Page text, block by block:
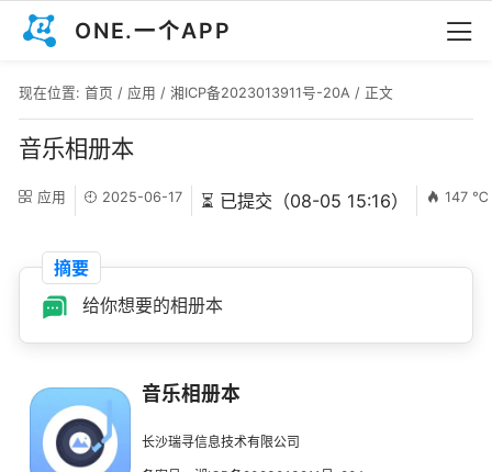
ONE.一个APP
现在位置: 首页 / 应用 / 湘ICP备2023013911号-20A / 正文
音乐相册本
应用 2025-06-17 ⏳ 已提交（08-05 15:16） 147 ℃
摘要
给你想要的相册本
音乐相册本
长沙瑞寻信息技术有限公司